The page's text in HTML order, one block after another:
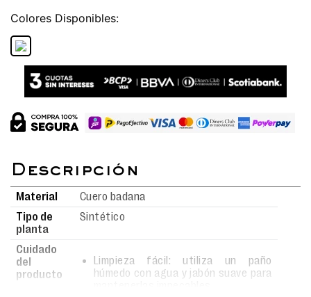
Colores
Material
Cuero badana
Tipo de
planta
Sintético
Cuidado
del
producto
Limpieza fácil: utiliza un paño
húmedo con agua y jabón suave para